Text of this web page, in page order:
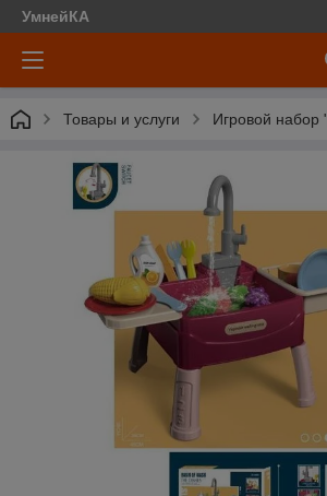
УмнейКА
Товары и услуги Игровой набор